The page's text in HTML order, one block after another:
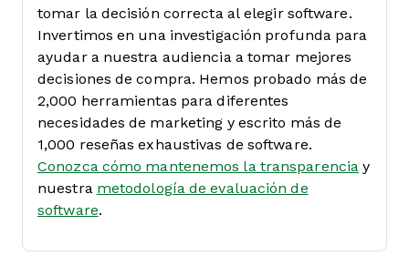
tomar la decisión correcta al elegir software.
Invertimos en una investigación profunda para
ayudar a nuestra audiencia a tomar mejores
decisiones de compra. Hemos probado más de
2,000 herramientas para diferentes
necesidades de marketing y escrito más de
1,000 reseñas exhaustivas de software.
Conozca cómo mantenemos la transparencia y
nuestra metodología de evaluación de
software.